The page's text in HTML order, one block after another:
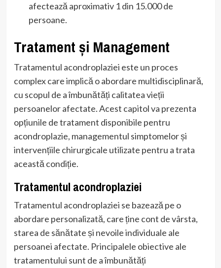
afectează aproximativ 1 din 15.000 de
persoane.
Tratament și Management
Tratamentul acondroplaziei este un proces
complex care implică o abordare multidisciplinară,
cu scopul de a îmbunătăți calitatea vieții
persoanelor afectate. Acest capitol va prezenta
opțiunile de tratament disponibile pentru
acondroplazie, managementul simptomelor și
intervențiile chirurgicale utilizate pentru a trata
această condiție.
Tratamentul acondroplaziei
Tratamentul acondroplaziei se bazează pe o
abordare personalizată, care ține cont de vârsta,
starea de sănătate și nevoile individuale ale
persoanei afectate. Principalele obiective ale
tratamentului sunt de a îmbunătăți